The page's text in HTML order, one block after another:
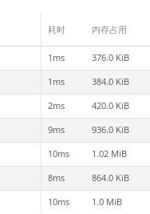
耗时 内存占用
1ms 376.0 KiB
1ms 384.0 KiB
2ms 420.0 KiB
9ms 936.0 KiB
10ms 1.02 MiB
8ms 864.0 KiB
10ms 1.0 MiB